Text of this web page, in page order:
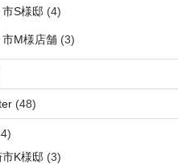
S様邸 (4)
M様店舗(3)
(48)
K様邸 (3)